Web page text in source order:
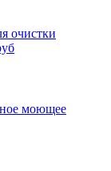
очистки
моющее